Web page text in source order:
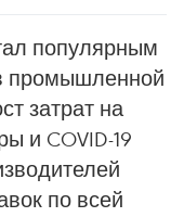
популярным
промышленной
затрат на
и COVID-19
по всей